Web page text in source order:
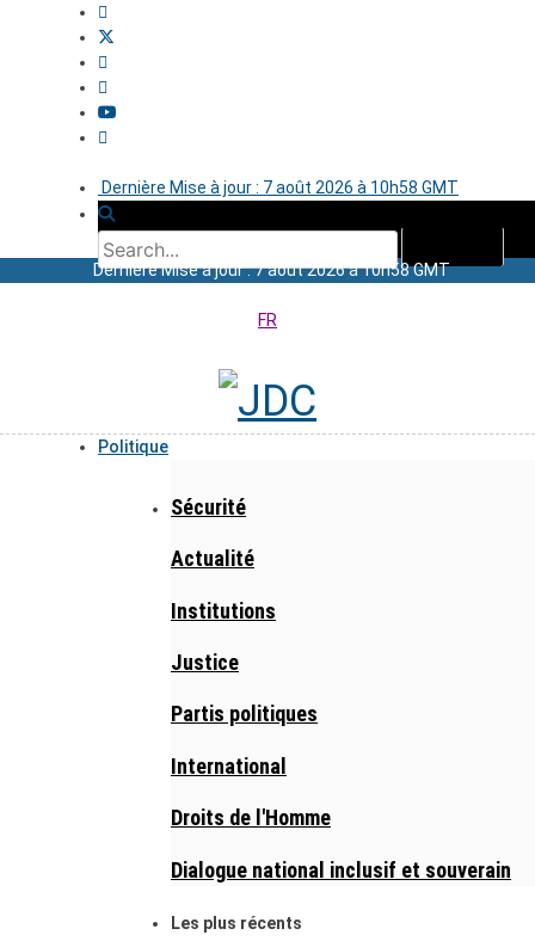
Dernière Mise à jour : 7 août 2026 à 10h58 GMT
Dernière Mise à jour : 7 août 2026 à 10h58 GMT
FR
Politique
Sécurité
Actualité
Institutions
Justice
Partis politiques
International
Droits de l'Homme
Dialogue national inclusif et souverain
Les plus récents